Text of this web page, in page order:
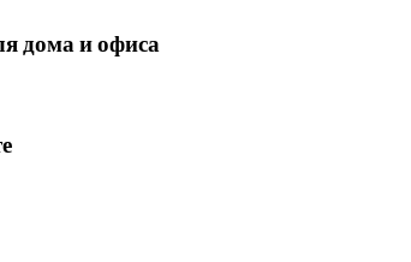
дома и офиса